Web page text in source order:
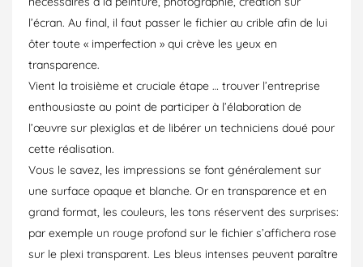
l’écran. Au final, il faut passer le fichier au crible afin de lui
ôter toute « imperfection » qui crève les yeux en
transparence.
Vient la troisième et cruciale étape … trouver l’entreprise
enthousiaste au point de participer à l’élaboration de
l’œuvre sur plexiglas et de libérer un techniciens doué pour
cette réalisation.
Vous le savez, les impressions se font généralement sur
une surface opaque et blanche. Or en transparence et en
grand format, les couleurs, les tons réservent des surprises:
par exemple un rouge profond sur le fichier s’affichera rose
sur le plexi transparent. Les bleus intenses peuvent paraître